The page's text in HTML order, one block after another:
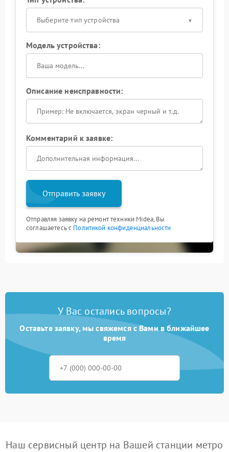
Выберите тип устройства
Модель устройства:
Описание неисправности:
Комментарий к заявке:
Отправить заявку
Отправляя заявку на ремонт техники Midea, Вы
соглашаетесь с Политикой конфиденциальности
У Вас остались вопросы?
Оставьте заявку, мы свяжемся с Вами в ближайшее
время
Наш сервисный центр на Вашей станции метро